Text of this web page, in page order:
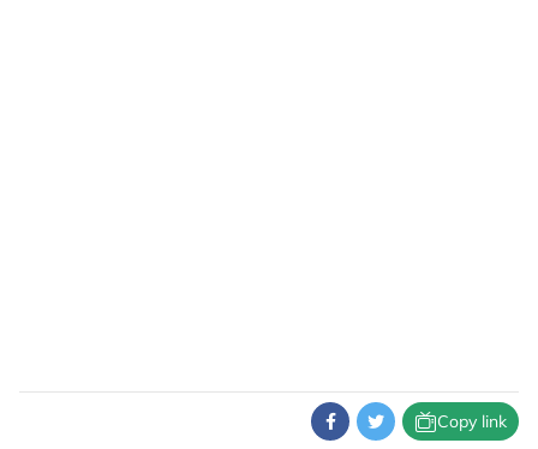
Copy link